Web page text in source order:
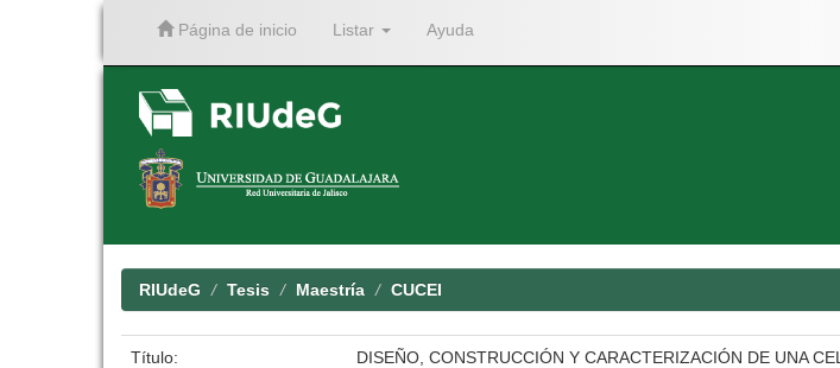
Página de inicio Listar Ayuda
RIUdeG Tesis Maestría CUCEI
Título:
DISEÑO, CONSTRUCCIÓN Y CARACTERIZACIÓN DE UNA